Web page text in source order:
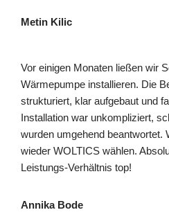
Metin Kilic
Vor einigen Monaten ließen wir
Wärmepumpe installieren. Die
strukturiert, klar aufgebaut und
Installation war unkompliziert,
wurden umgehend beantwortet.
wieder WOLTICS wählen.
Leistungs-Verhältnis top!
Annika Bode